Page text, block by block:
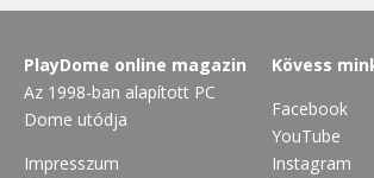
PlayDome online magazin
Az 1998-ban alapított PC
Dome utódja
Impresszum
Kövess
Facebook
YouTube
Instagram